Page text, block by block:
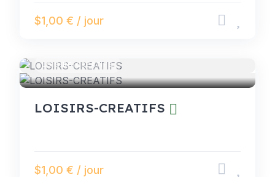
$1,00 € / jour
LOISIRS CRÉATIFS
LOISIRS-CREATIFS
$1,00 € / jour